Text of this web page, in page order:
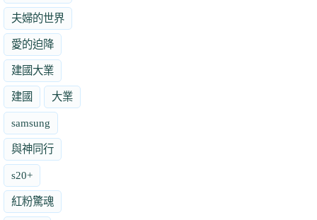
夫婦的世界
愛的迫降
建國大業
建國 大業
samsung
與神同行
s20+
紅粉驚魂